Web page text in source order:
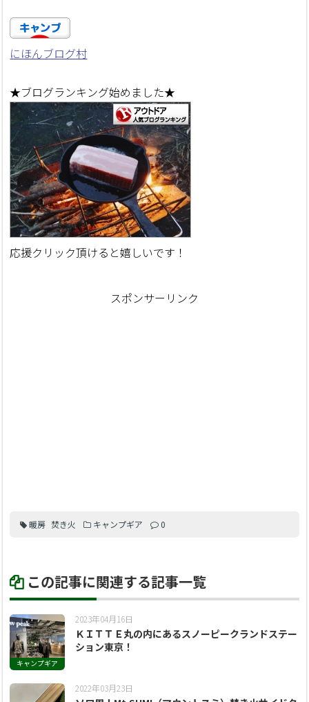
にほんブログ村
★ブログランキング始めました★
応援クリック頂けると嬉しいです！
スポンサーリンク
暖房 焚き火 キャンプギア 0
この記事に関連する記事一覧
キャンプギア
2023年04月16日
ＫＩＴＴＥ丸の内にあるスノーピークランドステー
ション東京！
2022年03月23日